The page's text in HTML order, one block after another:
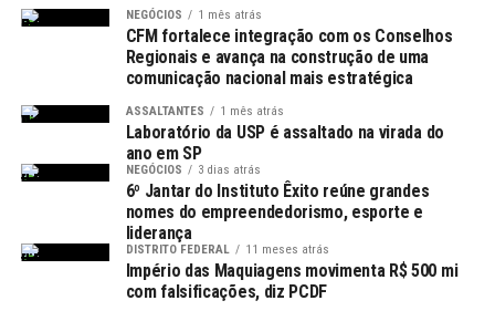
de renovação cadastral é feito por meio da plataforma
da Caixa Econômica Federal, e é importante ressaltar
que nenhuma taxa será cobrada para a realização deste
Documentação Necessária
O primeiro passo para a renovação é verificar a
documentação exigida. Os proprietários de farmácias
podem encontrar as informações necessárias acessando
sistema online do Farmácia Popular. É vital que todos
os documentos estejam em dia para evitar problemas
NEGÓCIOS 1 mês atrás
CFM fortalece integração com os Conselhos
Regionais e avança na construção de uma
comunicação nacional mais estratégica
ASSALTANTES 1 mês atrás
Laboratório da USP é assaltado na virada do
ano em SP
NEGÓCIOS 3 dias atrás
6º Jantar do Instituto Êxito reúne grandes
nomes do empreendedorismo, esporte e
liderança
DISTRITO FEDERAL 11 meses atrás
Império das Maquiagens movimenta R$ 500 mi
com falsificações, diz PCDF